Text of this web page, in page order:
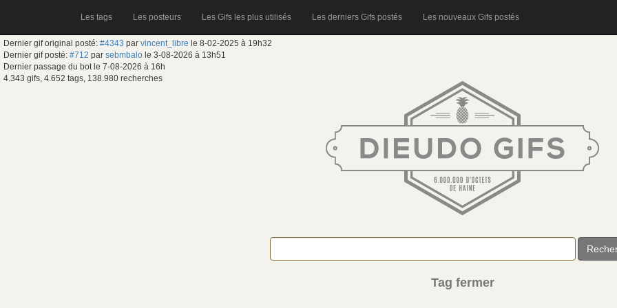
Les tags Les posteurs Les Gifs les plus utilisés Les derniers Gifs postés Les nouveaux Gifs postés
Dernier gif original posté: #4343 par vincent_libre le 8-02-2025 à 19h32
Dernier gif posté: #712 par sebmbalo le 3-08-2026 à 13h51
Dernier passage du bot le 7-08-2026 à 16h
4.343 gifs, 4.652 tags, 138.980 recherches
Tag fermer